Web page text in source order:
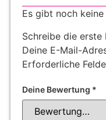
Es gibt noch keine
Schreibe die erste
Deine E-Mail-
Erforderliche
Deine Bewertung *